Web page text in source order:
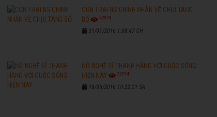
CON TRAI NS CHINH NHẪN VỀ CHỊU TANG
BỐ
42970
31/01/2016 1:08:47 CH
NỮ NGHỆ SĨ THANH HẰNG VỚI CUỘC SỐNG
HIỆN NAY
32574
18/05/2016 10:22:21 SA